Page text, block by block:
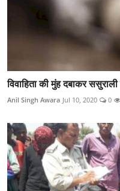
विवाहिता की मुंह दबाकर
Anil Singh Awara Jul 10, 2020 0